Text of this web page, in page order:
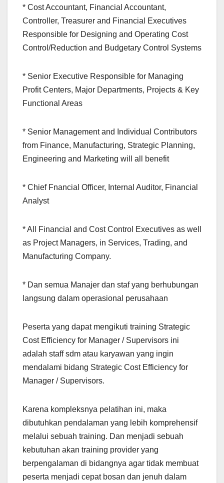
* Cost Accountant, Financial Accountant,
Controller, Treasurer and Financial Executives
Responsible for Designing and Operating Cost
Control/Reduction and Budgetary Control Systems
* Senior Executive Responsible for Managing
Profit Centers, Major Departments, Projects & Key
Functional Areas
* Senior Management and Individual Contributors
from Finance, Manufacturing, Strategic Planning,
Engineering and Marketing will all benefit
* Chief Fnancial Officer, Internal Auditor, Financial
Analyst
* All Financial and Cost Control Executives as well
as Project Managers, in Services, Trading, and
Manufacturing Company.
* Dan semua Manajer dan staf yang berhubungan
langsung dalam operasional perusahaan
Peserta yang dapat mengikuti training Strategic
Cost Efficiency for Manager / Supervisors ini
adalah staff sdm atau karyawan yang ingin
mendalami bidang Strategic Cost Efficiency for
Manager / Supervisors.
Karena kompleksnya pelatihan ini, maka
dibutuhkan pendalaman yang lebih komprehensif
melalui sebuah training. Dan menjadi sebuah
kebutuhan akan training provider yang
berpengalaman di bidangnya agar tidak membuat
peserta menjadi cepat bosan dan jenuh dalam